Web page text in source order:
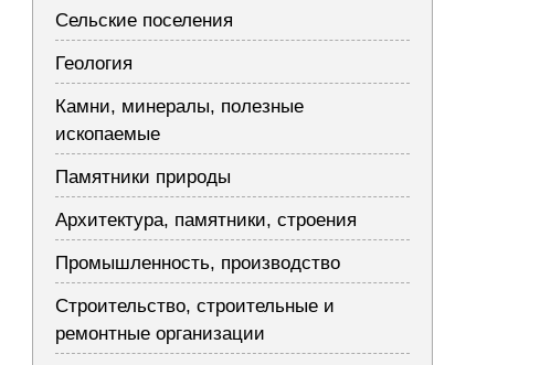
Сельские поселения
Геология
Камни, минералы, полезные
ископаемые
Памятники природы
Архитектура, памятники, строения
Промышленность, производство
Строительство, строительные и
ремонтные организации